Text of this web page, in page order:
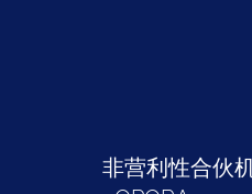
非营利性合伙